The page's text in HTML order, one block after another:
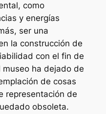
como
y energías
ser una
la construcción de
con el fin de
ha dejado de
de cosas
representación de
obsoleta.